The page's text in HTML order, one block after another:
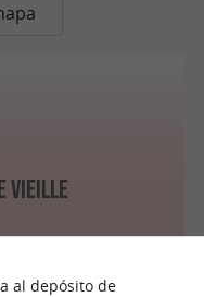
Vieille
al depósito de